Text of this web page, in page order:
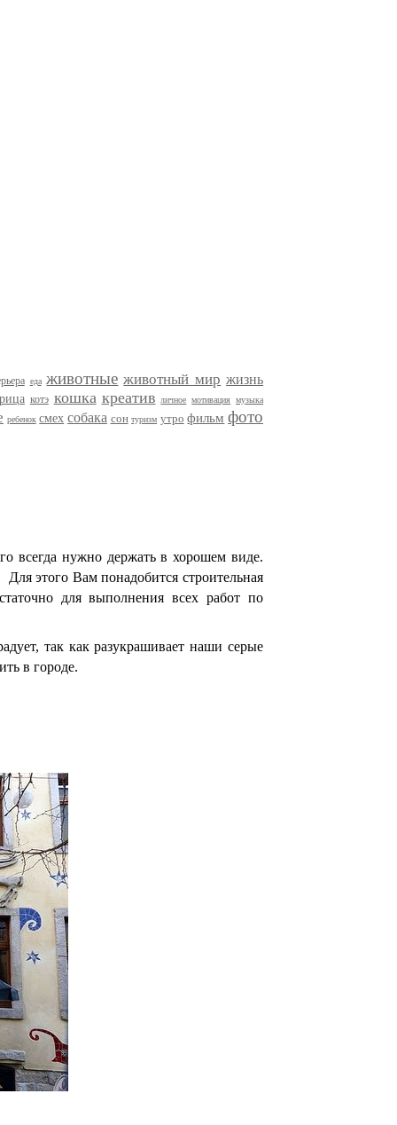
еда животные животный мир жизнь
котэ кошка креатив личное мотивация музыка
ребенок смех собака сон туризм утро фильм фото
всегда нужно держать в хорошем виде.
этого Вам понадобится строительная
для выполнения всех работ по
так как разукрашивает наши серые
в городе.